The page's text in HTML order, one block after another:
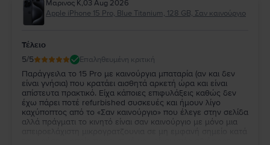
Μαρινος Κ,03 Aug 2026
Apple iPhone 15 Pro, Blue Titanium, 128 GB, Σαν καινούργιο
Τέλειο
5/5 Επαληθευμένη κριτική
Παράγγειλα το 15 Pro με καινούργια μπαταρία (αν και δεν
είναι γνήσια) που κρατάει αισθητά αρκετή ώρα και είναι
απίστευτα πρακτικό. Είχα κάποιες επιφυλάξεις καθώς δεν
έχω πάρει ποτέ refurbished συσκευές και ήμουν λίγο
καχύποπτος από το «Σαν καινούργιο» που έλεγε στην σελίδα
αλλά πράγματι το κινητό είναι σαν καινούργιο με μόνο μια